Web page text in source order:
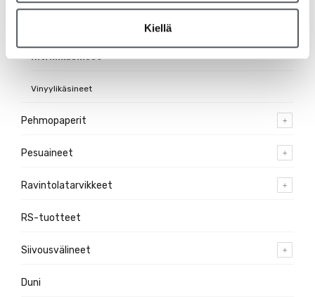
Kiellä
Nitriilikäsineet
Vinyylikäsineet
Pehmopaperit
Pesuaineet
Ravintolatarvikkeet
RS-tuotteet
Siivousvälineet
Duni